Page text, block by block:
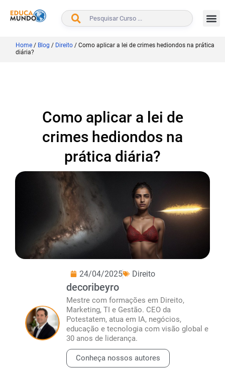
BUSCAR
Home / Blog / Direito / Como aplicar a lei de crimes hediondos na prática
diária?
Como aplicar a lei de
crimes hediondos na
prática diária?
24/04/2025 Direito
decoribeyro
Mestre com formações em Direito,
Marketing, TI e Gestão. CEO da
Potestatem, atua em IA, negócios,
educação e tecnologia com visão global e
30 anos de liderança.
Conheça nossos autores